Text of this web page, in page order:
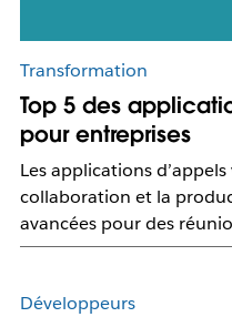
Transformation
Top 5 des
pour entreprises
Les applications
collaboration et la
avancées pour des
Développeurs